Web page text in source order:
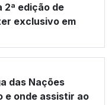
2ª edição de
exclusivo em
das Nações
e onde assistir ao